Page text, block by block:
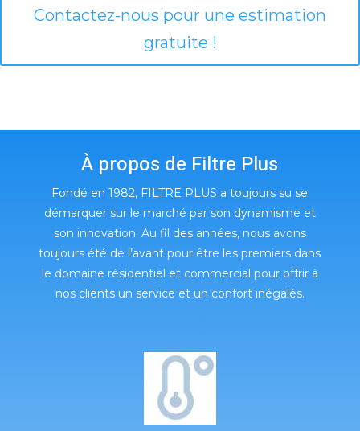
Contactez-nous pour une estimation
gratuite !
À propos de Filtre Plus
Fondé en 1982, FILTRE PLUS a toujours su se
démarquer sur le marché par son dynamisme et
son innovation. Au fil des années, nous avons
toujours été de l’avant pour être les premiers dans
le domaine résidentiel et commercial pour offrir à
nos clients un service et un confort inégalés.